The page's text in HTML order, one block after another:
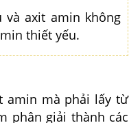
axit amin không
thiết yếu.
amin mà phải lấy từ
phân giải thành các